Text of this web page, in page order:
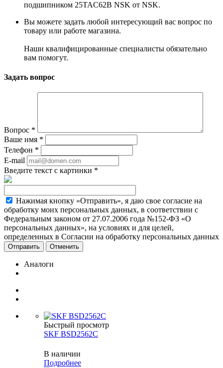
подшипником 25TAC62B NSK от NSK.
Вы можете задать любой интересующий вас вопрос по
товару или работе магазина.
Наши квалифицированные специалисты обязательно
вам помогут.
Задать вопрос
Вопрос *
Ваше имя *
Телефон *
E-mail
Введите текст с картинки *
Нажимая кнопку «Отправить», я даю свое согласие на
обработку моих персональных данных, в соответствии с
Федеральным законом от 27.07.2006 года №152-ФЗ «О
персональных данных», на условиях и для целей,
определенных в Согласии на обработку персональных данных
Отменить
Аналоги
Быстрый просмотр
SKF BSD2562C
В наличии
Подробнее